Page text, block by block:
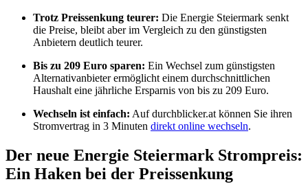
Trotz Preissenkung teurer: Die Energie Steiermark senkt
die Preise, bleibt aber im Vergleich zu den günstigsten
Anbietern deutlich teurer.
Bis zu 209 Euro sparen: Ein Wechsel zum günstigsten
Alternativanbieter ermöglicht einem durchschnittlichen
Haushalt eine jährliche Ersparnis von bis zu 209 Euro.
Wechseln ist einfach: Auf durchblicker.at können Sie ihren
Stromvertrag in 3 Minuten direkt online wechseln.
Der neue Energie Steiermark Strompreis:
Ein Haken bei der Preissenkung